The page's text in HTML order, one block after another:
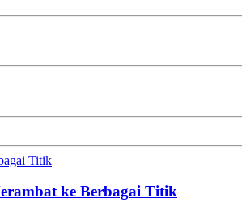
Titik
ke Berbagai Titik